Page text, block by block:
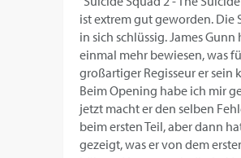
ist extrem gut geworden. Die
in sich schlüssig. James Gunn
einmal mehr bewiesen, was
großartiger Regisseur er sein
Beim Opening habe ich mir
jetzt macht er den selben
beim ersten Teil, aber dann
gezeigt, was er von dem